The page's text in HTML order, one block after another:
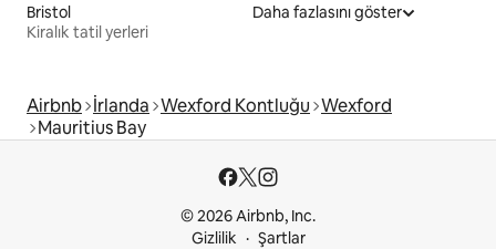
Bristol
Kiralık tatil yerleri
Daha fazlasını göster
Airbnb İrlanda Wexford Kontluğu Wexford
Mauritius Bay
© 2026 Airbnb, Inc.
Gizlilik
Şartlar